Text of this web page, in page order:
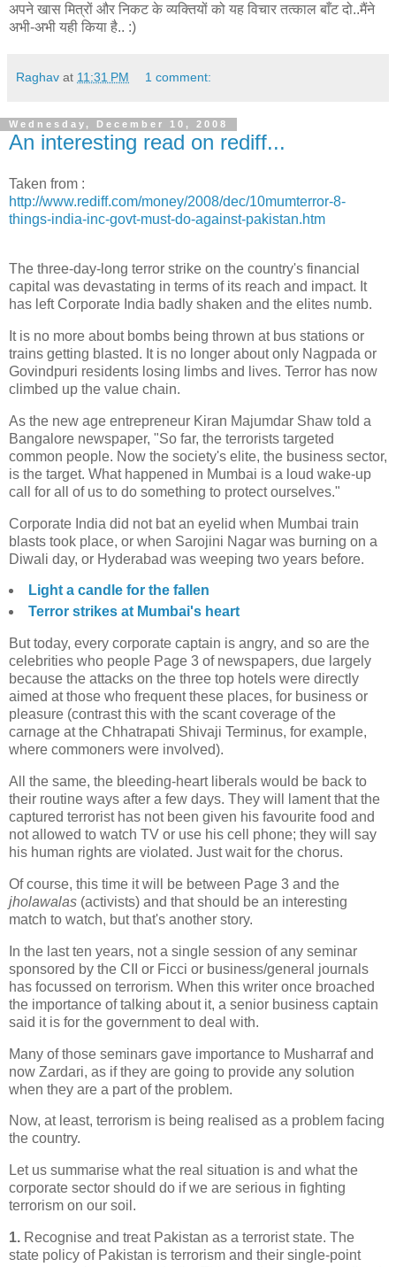
अपने खास मित्रों और निकट के व्यक्तियों को यह विचार तत्काल बाँट दो..मैंने
अभी-अभी यही किया है.. :)
Raghav at 11:31 PM 1 comment:
Wednesday, December 10, 2008
An interesting read on rediff...
Taken from :
http://www.rediff.com/money/2008/dec/10mumterror-8-
things-india-inc-govt-must-do-against-pakistan.htm
The three-day-long terror strike on the country's financial
capital was devastating in terms of its reach and impact. It
has left Corporate India badly shaken and the elites numb.
It is no more about bombs being thrown at bus stations or
trains getting blasted. It is no longer about only Nagpada or
Govindpuri residents losing limbs and lives. Terror has now
climbed up the value chain.
As the new age entrepreneur Kiran Majumdar Shaw told a
Bangalore newspaper, "So far, the terrorists targeted
common people. Now the society's elite, the business sector,
is the target. What happened in Mumbai is a loud wake-up
call for all of us to do something to protect ourselves."
Corporate India did not bat an eyelid when Mumbai train
blasts took place, or when Sarojini Nagar was burning on a
Diwali day, or Hyderabad was weeping two years before.
Light a candle for the fallen
Terror strikes at Mumbai's heart
But today, every corporate captain is angry, and so are the
celebrities who people Page 3 of newspapers, due largely
because the attacks on the three top hotels were directly
aimed at those who frequent these places, for business or
pleasure (contrast this with the scant coverage of the
carnage at the Chhatrapati Shivaji Terminus, for example,
where commoners were involved).
All the same, the bleeding-heart liberals would be back to
their routine ways after a few days. They will lament that the
captured terrorist has not been given his favourite food and
not allowed to watch TV or use his cell phone; they will say
his human rights are violated. Just wait for the chorus.
Of course, this time it will be between Page 3 and the
jholawalas (activists) and that should be an interesting
match to watch, but that's another story.
In the last ten years, not a single session of any seminar
sponsored by the CII or Ficci or business/general journals
has focussed on terrorism. When this writer once broached
the importance of talking about it, a senior business captain
said it is for the government to deal with.
Many of those seminars gave importance to Musharraf and
now Zardari, as if they are going to provide any solution
when they are a part of the problem.
Now, at least, terrorism is being realised as a problem facing
the country.
Let us summarise what the real situation is and what the
corporate sector should do if we are serious in fighting
terrorism on our soil.
1. Recognise and treat Pakistan as a terrorist state. The
state policy of Pakistan is terrorism and their single-point